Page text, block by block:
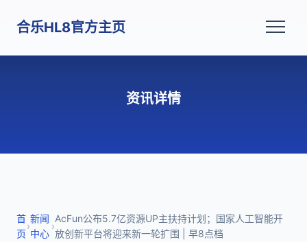
合乐HL8官方主页
资讯详情
首
页
›
新闻
中心
›
AcFun公布5.7亿资源UP主扶持计划；国家人工智能开
放创新平台将迎来新一轮扩围 | 早8点档